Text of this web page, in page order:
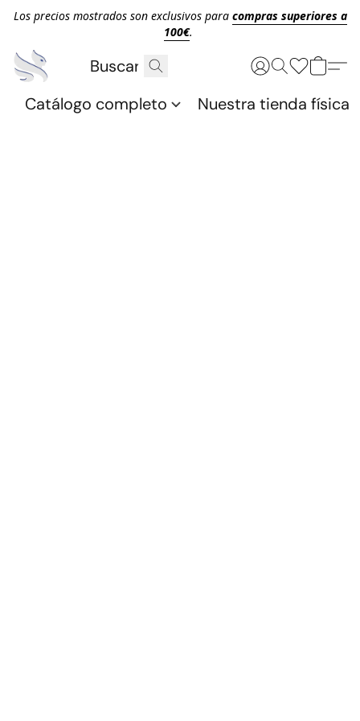
Los precios mostrados son exclusivos para compras superiores a
100€.
Catálogo completo Nuestra tienda física